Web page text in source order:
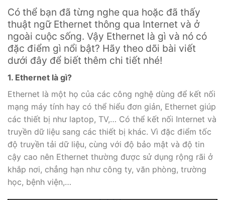
Có thể bạn đã từng nghe qua hoặc đã thấy
thuật ngữ Ethernet thông qua Internet và ở
ngoài cuộc sống. Vậy Ethernet là gì và nó có
đặc điểm gì nổi bật? Hãy theo dõi bài viết
dưới đây để biết thêm chi tiết nhé!
1. Ethernet là gì?
Ethernet là một họ của các công nghệ dùng để kết nối
mạng máy tính hay có thể hiểu đơn giản, Ethernet giúp
các thiết bị như laptop, TV,… Có thể kết nối Internet và
truyền dữ liệu sang các thiết bị khác. Vì đặc điểm tốc
độ truyền tải dữ liệu, cùng với độ bảo mật và độ tin
cậy cao nên Ethernet thường được sử dụng rộng rãi ở
khắp nơi, chẳng hạn như công ty, văn phòng, trường
học, bệnh viện,…